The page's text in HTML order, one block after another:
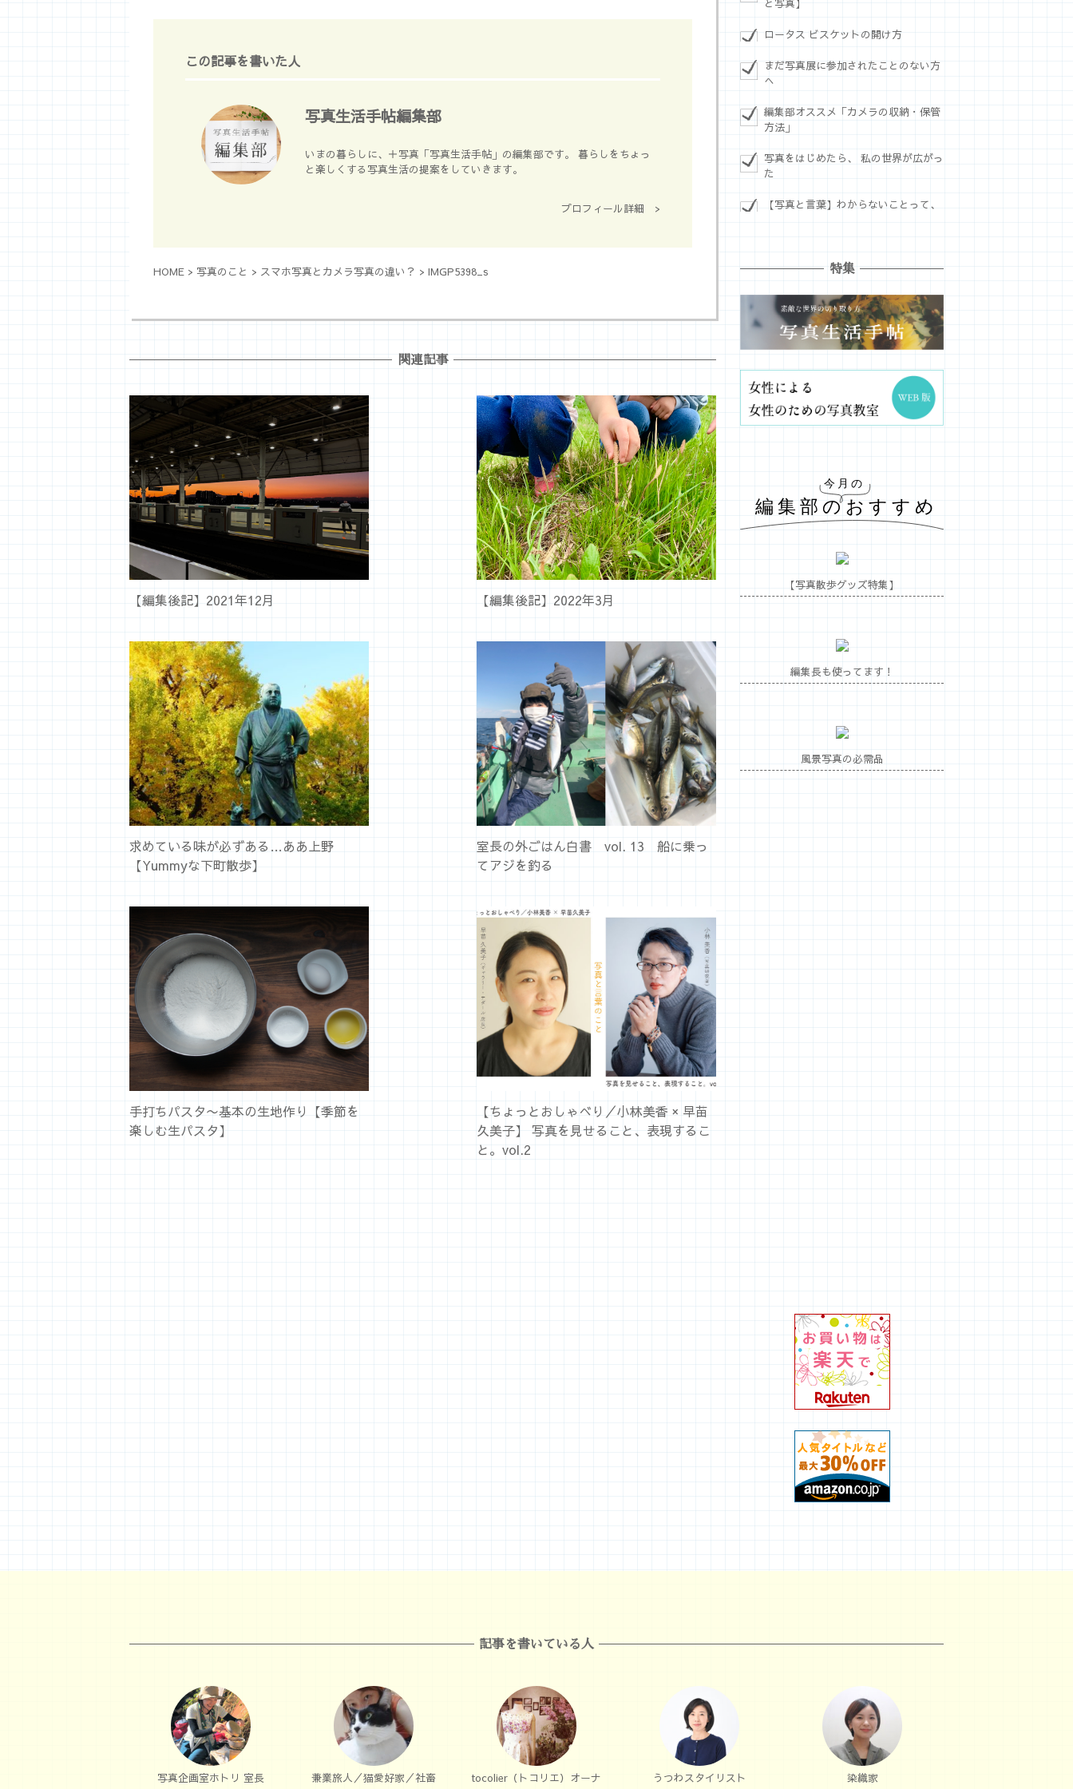
この記事を書いた人
写真生活手帖編集部
いまの暮らしに、＋写真「写真生活手帖」の編集部です。 暮らしをちょっ
と楽しくする写真生活の提案をしていきます。
プロフィール詳細 >
HOME > 写真のこと > スマホ写真とカメラ写真の違い？ > IMGP5398_s
関連記事
【編集後記】2021年12月 【編集後記】2022年3月
求めている味が必ずある…ああ上野
【Yummyな下町散歩】
室長の外ごはん白書 vol. 13 船に乗っ
てアジを釣る
手打ちパスタ〜基本の生地作り【季節を
楽しむ生パスタ】
【ちょっとおしゃべり／小林美香 × 早苗
久美子】 写真を見せること、表現するこ
と。vol.2
ロータス ビスケットの開け方
まだ写真展に参加されたことのない方
へ
編集部オススメ「カメラの収納・保管
方法」
写真をはじめたら、 私の世界が広がっ
た
【写真と言葉】わからないことって、
特集
【写真散歩グッズ特集】
編集長も使ってます！
風景写真の必需品
記事を書いている人
写真企画室ホトリ 室長 兼業旅人／猫愛好家／社畜
tocolier（トコリエ）オーナ
うつわスタイリスト 染織家